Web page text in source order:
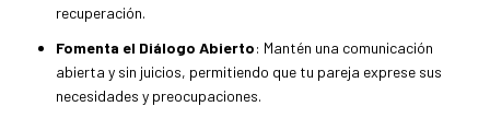
recuperación.
Fomenta el Diálogo Abierto: Mantén una comunicación
abierta y sin juicios, permitiendo que tu pareja exprese sus
necesidades y preocupaciones.